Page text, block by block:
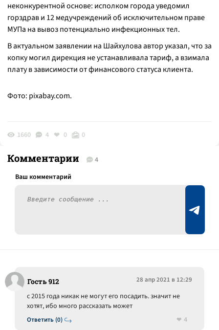
неконкурентной основе: исполком города уведомил
горздрав и 12 медучреждений об исключительном праве
МУПа на вывоз потенциально инфекционных тел.
В актуальном заявлении на Шайхулова автор указал, что за
копку могил дирекция не устанавливала тариф, а взимала
плату в зависимости от финансового статуса клиента.
Фото: pixabay.com.
1660 4 0 0
Комментарии 4
Гость 912 28 апр 2021 в 12:29
Ответить (0)
с 2015 года никак не могут его посадить. значит не
хотят, ибо много рассказать может
4